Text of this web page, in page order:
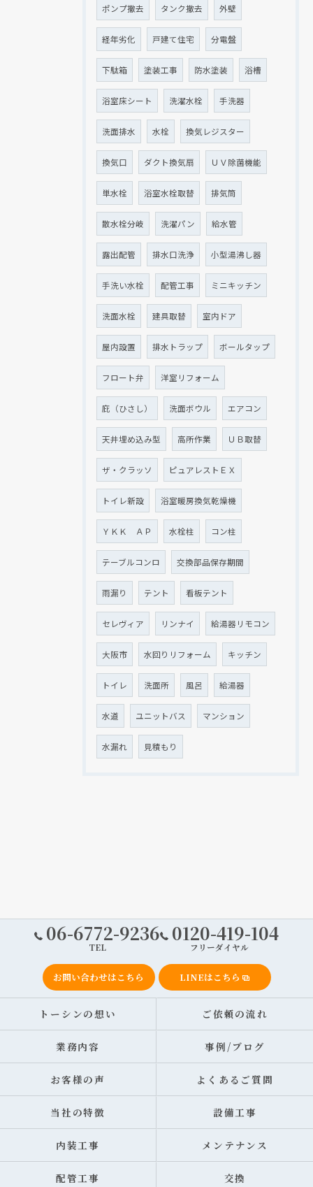
ポンプ撤去 タンク撤去 外壁
経年劣化 戸建て住宅 分電盤
下駄箱 塗装工事 防水塗装 浴槽
浴室床シート 洗濯水栓 手洗器
洗面排水 水栓 換気レジスター
換気口 ダクト換気扇 ＵＶ除菌機能
単水栓 浴室水栓取替 排気筒
散水栓分岐 洗濯パン 給水管
露出配管 排水口洗浄 小型湯沸し器
手洗い水栓 配管工事 ミニキッチン
洗面水栓 建具取替 室内ドア
屋内設置 排水トラップ ボールタップ
フロート弁 洋室リフォーム
庇（ひさし） 洗面ボウル エアコン
天井埋め込み型 高所作業 ＵＢ取替
ザ・クラッソ ピュアレストＥＸ
トイレ新設 浴室暖房換気乾燥機
ＹＫＫ ＡＰ 水栓柱 コン柱
テーブルコンロ 交換部品保存期間
雨漏り テント 看板テント
セレヴィア リンナイ 給湯器リモコン
大阪市 水回りリフォーム キッチン
トイレ 洗面所 風呂 給湯器
水道 ユニットバス マンション
水漏れ 見積もり
06-6772-9236
TEL
0120-419-104
フリーダイヤル
お問い合わせはこちら LINEはこちら
トーシンの想い ご依頼の流れ
業務内容 事例/ブログ
お客様の声 よくあるご質問
当社の特徴 設備工事
内装工事 メンテナンス
配管工事 交換